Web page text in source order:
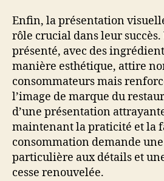
Enfin, la présentation
rôle crucial dans leur
présenté, avec des
manière esthétique, attire
consommateurs mais
l’image de marque du
d’une présentation
maintenant la praticité et la
consommation demande
particulière aux détails et
cesse renouvelée.